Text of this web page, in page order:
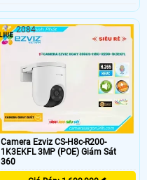
Camera Ezviz CS-H8c-R200-
1K3EKFL 3MP (POE) Giám Sát
360
2084